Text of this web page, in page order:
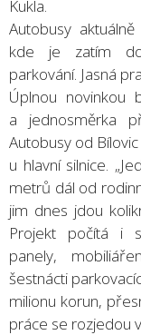
Kukla.
Autobusy
kde je zatím
parkování. Jasná
Úplnou novinkou
a jednosměrka
Autobusy od
u hlavní silnice.
metrů dál od
jim dnes jdou
Projekt počítá i
panely,
šestnácti
milionu korun,
práce se rozjedou